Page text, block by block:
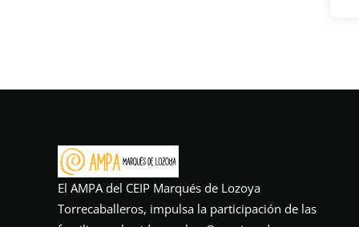
El AMPA del CEIP Marqués de Lozoya
Torrecaballeros, impulsa la participación de las